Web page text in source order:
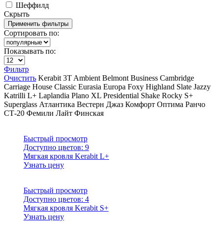
Шеффилд
Скрыть
Сортировать по:
Показывать по:
Фильтр
Очистить Kerabit 3T Ambient Belmont Business Cambridge
Carriage House Classic Eurasia Europa Foxy Highland Slate Jazzy
Katrilli L+ Laplandia Plano XL Presidential Shake Rocky S+
Superglass Атлантика Вестерн Джаз Комфорт Оптима Ранчо
СТ-20 Фемили Лайт Финская
Быстрый просмотр
Доступно цветов: 9
Мягкая кровля Kerabit L+
Узнать цену
Быстрый просмотр
Доступно цветов: 4
Мягкая кровля Kerabit S+
Узнать цену